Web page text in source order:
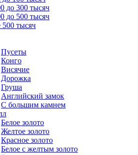
до 300 тысяч
до 500 тысяч
500 тысяч
Пусеты
Конго
Висячие
Дорожка
Груша
Английский замок
С большим камнем
Белое золото
Желтое золото
Красное золото
Белое с желтым золото